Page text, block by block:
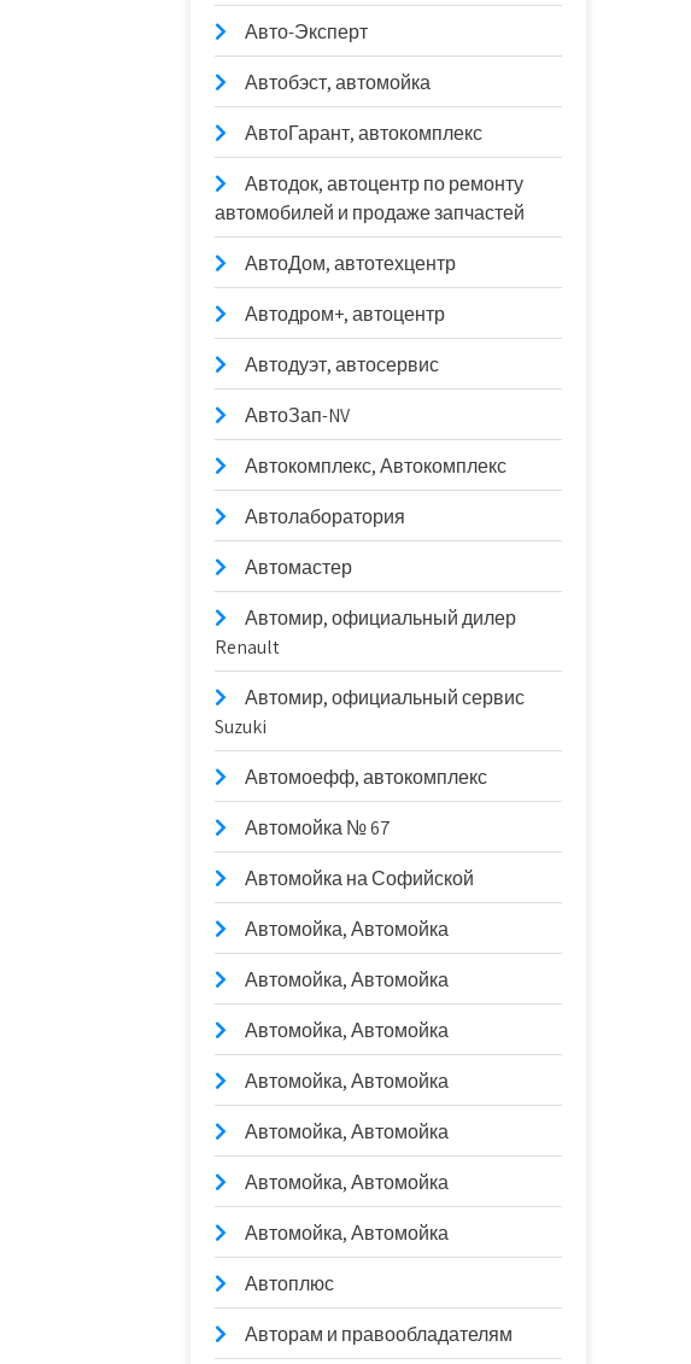
Авто-Эксперт
Автобэст, автомойка
АвтоГарант, автокомплекс
Автодок, автоцентр по ремонту
автомобилей и продаже запчастей
АвтоДом, автотехцентр
Автодром+, автоцентр
Автодуэт, автосервис
АвтоЗап-NV
Автокомплекс, Автокомплекс
Автолаборатория
Автомастер
Автомир, официальный дилер
Renault
Автомир, официальный сервис
Suzuki
Автомоефф, автокомплекс
Автомойка № 67
Автомойка на Софийской
Автомойка, Автомойка
Автомойка, Автомойка
Автомойка, Автомойка
Автомойка, Автомойка
Автомойка, Автомойка
Автомойка, Автомойка
Автомойка, Автомойка
Автоплюс
Авторам и правообладателям